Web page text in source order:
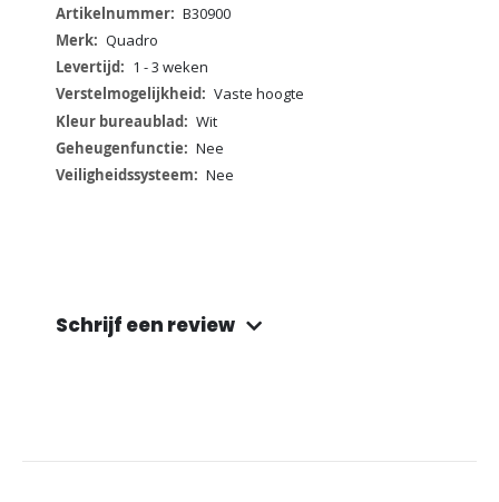
Meer
informatie
B30900
Quadro
1 - 3 weken
Vaste hoogte
Wit
Nee
Nee
Schrijf een review